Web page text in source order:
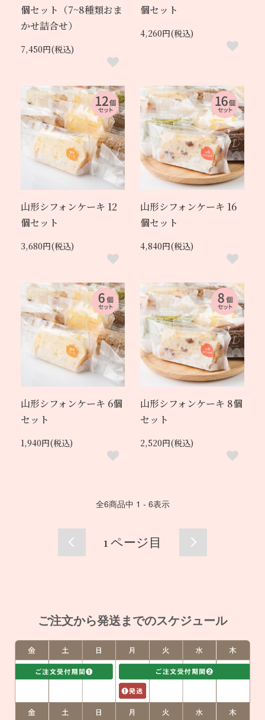
個セット（7~8種類おま
かせ詰合せ）
7,450円(税込)
個セット
4,260円(税込)
山形シフォンケーキ 12
個セット
3,680円(税込)
山形シフォンケーキ 16
個セット
4,840円(税込)
山形シフォンケーキ 6個
セット
1,940円(税込)
山形シフォンケーキ 8個
セット
2,520円(税込)
全6商品中 1 - 6表示
1 ページ目
ご注文から発送までのスケジュール